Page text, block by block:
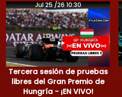
Jul 25 /26 10:30
Tercera sesión de pruebas
libres del Gran Premio de
Hungría - ¡EN VIVO!